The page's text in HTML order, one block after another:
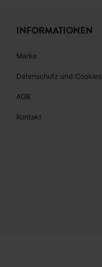
INFORMATIONEN
Marke
Datenschutz und Cookies
AGB
Kontakt